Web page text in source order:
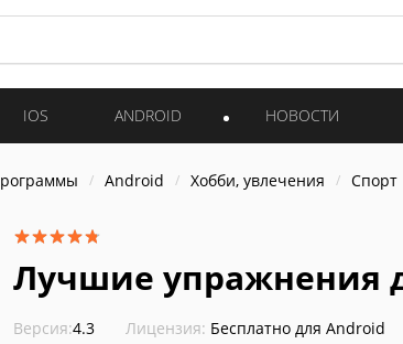
IOS ANDROID НОВОСТИ
Android Хобби, увлечения Спорт
Лучшие упражнения
Версия:4.3 Лицензия: Бесплатно для Android